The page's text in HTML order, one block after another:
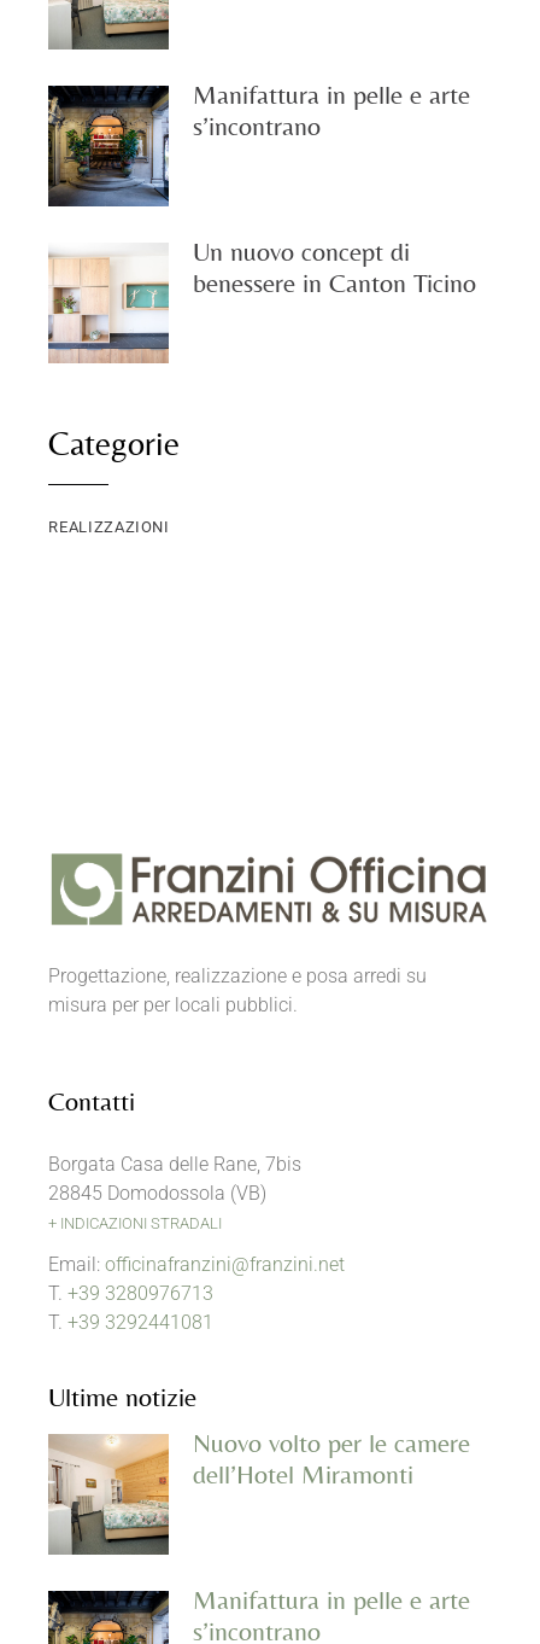
Manifattura in pelle e arte
s’incontrano
Un nuovo concept di
benessere in Canton Ticino
Categorie
REALIZZAZIONI
Progettazione, realizzazione e posa arredi su
misura per per locali pubblici.
Contatti
Borgata Casa delle Rane, 7bis
28845 Domodossola (VB)
+ INDICAZIONI STRADALI
Email:officinafranzini@franzini.net
T.+39 3280976713
T.+39 3292441081
Ultime notizie
Nuovo volto per le camere
dell’Hotel Miramonti
Manifattura in pelle e arte
s’incontrano